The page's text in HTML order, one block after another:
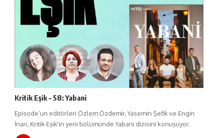
Kritik Eşik – 58: Yabani
Episode’un editörleri Özlem Özdemir, Yasemin Şefik ve Engin
İnan, Kritik Eşik'in yeni bölümünde Yabani dizisini konuşuyor.